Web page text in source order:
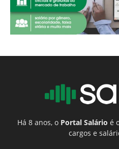
Há 8 anos, o Portal Salário é
cargos e